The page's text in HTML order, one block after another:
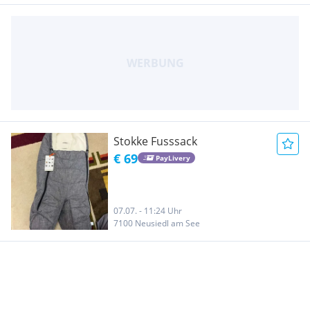
Stokke Fusssack
€ 69 PayLivery
07.07. - 11:24 Uhr
7100 Neusiedl am See